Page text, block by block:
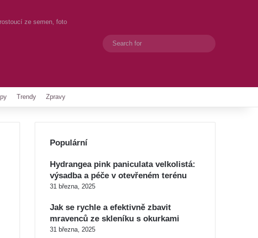
ze semen, foto
Switch skin
Trendy Zpravy
Populární
Hydrangea pink paniculata velkolistá:
výsadba a péče v otevřeném terénu
31 března, 2025
Jak se rychle a efektivně zbavit
mravenců ze skleníku s okurkami
31 března, 2025